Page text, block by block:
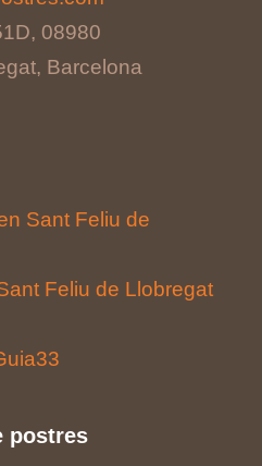
08980
Barcelona
Sant Feliu de
Feliu de Llobregat
postres